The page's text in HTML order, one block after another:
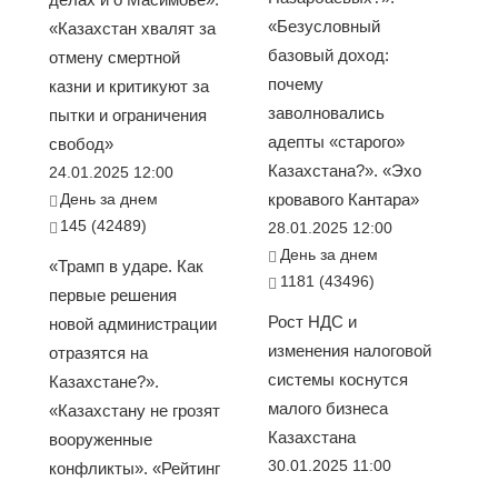
«Казахстан хвалят за
отмену смертной
казни и критикуют за
пытки и ограничения
свобод»
24.01.2025 12:00
День за днем
145 (42489)
«Трамп в ударе. Как
первые решения
новой администрации
отразятся на
Казахстане?».
«Казахстану не грозят
вооруженные
конфликты». «Рейтинг
«Безусловный
базовый доход:
почему
заволновались
адепты «старого»
Казахстана?». «Эхо
кровавого Кантара»
28.01.2025 12:00
День за днем
1181 (43496)
Рост НДС и
изменения налоговой
системы коснутся
малого бизнеса
Казахстана
30.01.2025 11:00